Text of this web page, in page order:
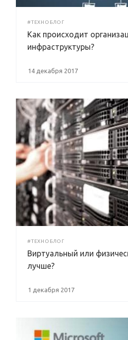
#ТЕХНОБЛОГ
Как происходит
инфраструктуры?
14 декабря 2017
#ТЕХНОБЛОГ
Виртуальный или
лучше?
1 декабря 2017